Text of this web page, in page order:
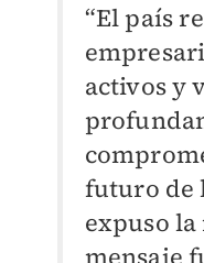
“El país
activos y
futuro de
expuso